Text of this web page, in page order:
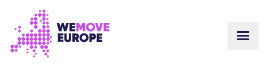
ALLER AU CONTENU PRINCIPAL
PASSER À LA NAVIGATION EN PIED DE PAGE